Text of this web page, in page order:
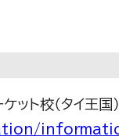
ット校（タイ王